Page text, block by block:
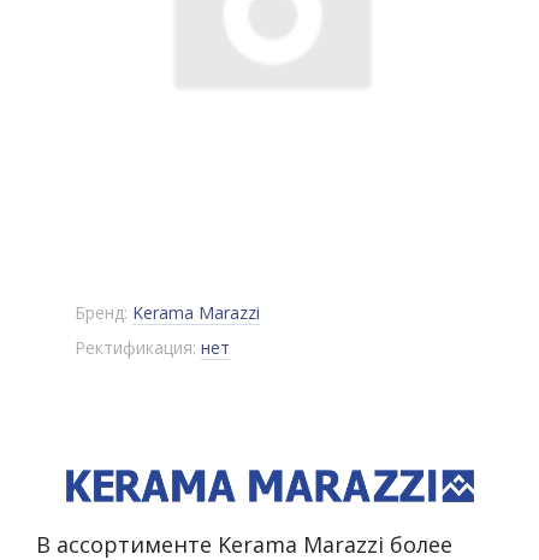
Бренд: Kerama Marazzi
Ректификация: нет
В ассортименте Kerama Marazzi более